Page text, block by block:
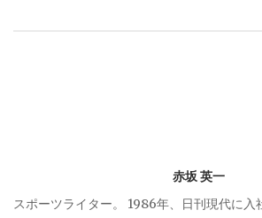
ン
赤坂 英一
スポーツライター。 1986年、日刊現代に